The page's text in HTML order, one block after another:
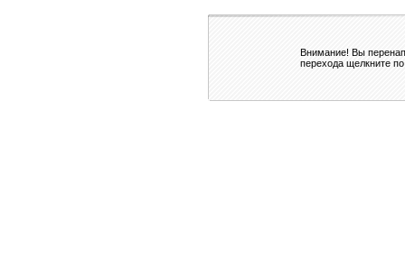
Внимание! Вы
перехода щелкните